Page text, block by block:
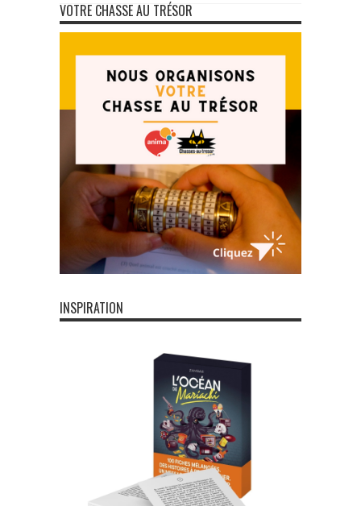
VOTRE CHASSE AU TRÉSOR
INSPIRATION